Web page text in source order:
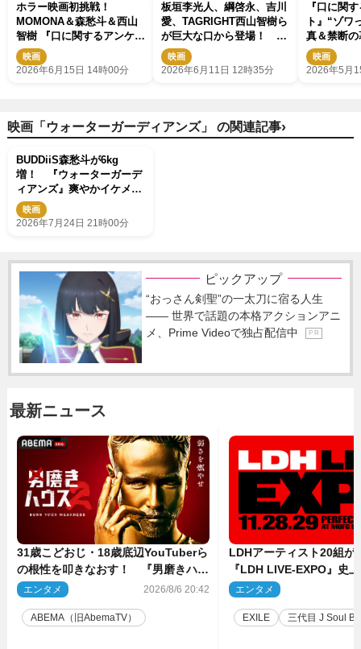
ホラー映画初挑戦！
MOMONA＆森愁斗＆西山
智樹 『口に関するアンケー
ト』新場面カット解禁
映画
2026年6月15日 14時00分
板垣李光人、綱啓永、吉川
愛、TAGRIGHT西山智樹ら
が巨大な口から登場！
『口に関するアンケート』
プレミア
映画
2026年6月11日 12時35分
『口に関
ト』“ゾワ
真＆禁断
映画
2026年5月
映画「ウォーターガーディアンズ」 の関連記事›
BUDDiiS森愁⽃が6kg
増！ 『ウォーターガーデ
ィアンズ』爽やかイケメン
ぞろいの本編冒頭映像解禁
映画
2026年7月24日 21時00分
ピックアップ
“おっさん剣聖”の一太刀に宿る人生
―― 世界で話題の本格アクションアニ
メ、Prime Videoで独占配信中
P R
最新ニュース
31歳こどおじ・18歳底辺YouTuberら
の根性を叩きなおす！ 『男磨きハウ
ス』第2弾コーチ陣発表
エンタメ 2026/8/6 20:42
ABEMA（旧AbemaTV）
LDHアーティスト20組
『LDH LIVE‐EXPO』史
技場で開催決定
エンタメ
EXILE 三代目 J Soul